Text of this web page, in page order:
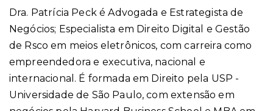
Dra. Patrícia Peck é Advogada e Estrategista de
Negócios; Especialista em Direito Digital e Gestão
de Rsco em meios eletrônicos, com carreira como
empreendedora e executiva, nacional e
internacional. É formada em Direito pela USP -
Universidade de São Paulo, com extensão em